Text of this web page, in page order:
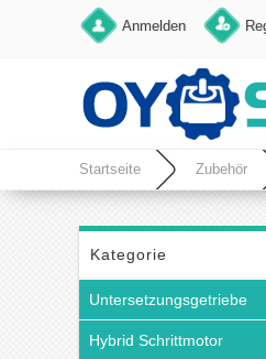
Anmelden
Startseite Zubehör
Kategorie
Untersetzungsgetriebe
Hybrid Schrittmotor